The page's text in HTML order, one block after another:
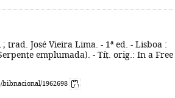
trad. José Vieira Lima. - 1ª ed. - Lisboa :
emplumada). - Tít. orig.: In a Free
1962698